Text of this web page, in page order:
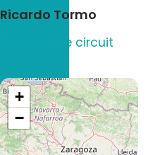
Ricardo Tormo
Découvrir le circuit
+
−